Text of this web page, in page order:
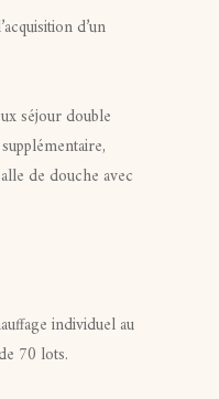
d’un
séjour double
de douche avec
individuel au
70 lots.